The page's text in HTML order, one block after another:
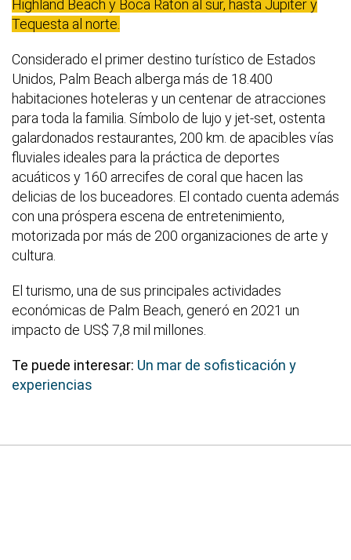
Highland Beach y Boca Raton al sur, hasta Jupiter y
Tequesta al norte.
Considerado el primer destino turístico de Estados
Unidos, Palm Beach alberga más de 18.400
habitaciones hoteleras y un centenar de atracciones
para toda la familia. Símbolo de lujo y jet-set, ostenta
galardonados restaurantes, 200 km. de apacibles vías
fluviales ideales para la práctica de deportes
acuáticos y 160 arrecifes de coral que hacen las
delicias de los buceadores. El contado cuenta además
con una próspera escena de entretenimiento,
motorizada por más de 200 organizaciones de arte y
cultura.
El turismo, una de sus principales actividades
económicas de Palm Beach, generó en 2021 un
impacto de US$ 7,8 mil millones.
Te puede interesar: Un mar de sofisticación y
experiencias